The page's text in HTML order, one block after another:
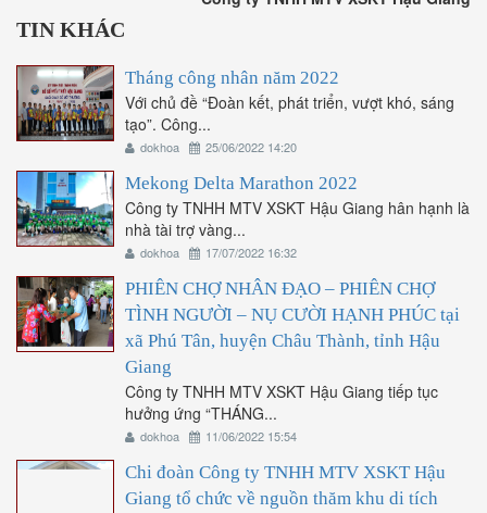
TIN KHÁC
Tháng công nhân năm 2022
Với chủ đề “Đoàn kết, phát triển, vượt khó, sáng
tạo”. Công...
dokhoa 25/06/2022 14:20
Mekong Delta Marathon 2022
Công ty TNHH MTV XSKT Hậu Giang hân hạnh là
nhà tài trợ vàng...
dokhoa 17/07/2022 16:32
PHIÊN CHỢ NHÂN ĐẠO – PHIÊN CHỢ
TÌNH NGƯỜI – NỤ CƯỜI HẠNH PHÚC tại
xã Phú Tân, huyện Châu Thành, tỉnh Hậu
Giang
Công ty TNHH MTV XSKT Hậu Giang tiếp tục
hưởng ứng “THÁNG...
dokhoa 11/06/2022 15:54
Chi đoàn Công ty TNHH MTV XSKT Hậu
Giang tổ chức về nguồn thăm khu di tích